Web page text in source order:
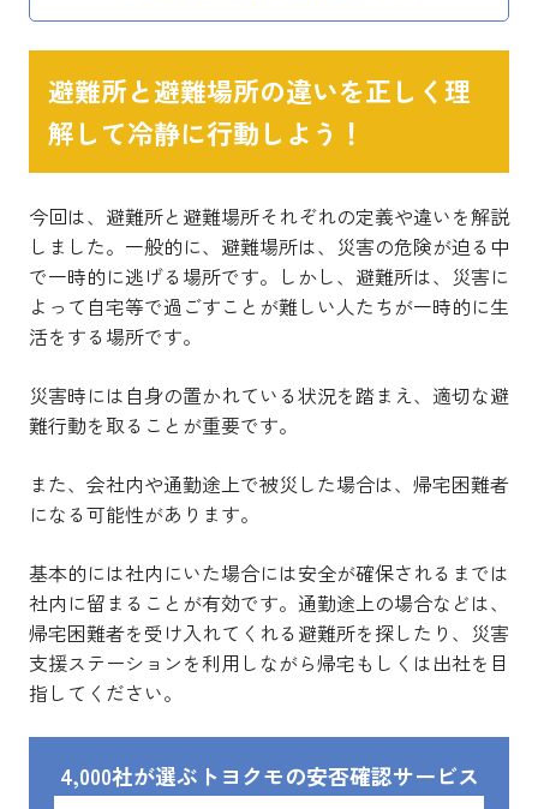
避難所と避難場所の違いを正しく理
解して冷静に行動しよう！
今回は、避難所と避難場所それぞれの定義や違いを解説
しました。一般的に、避難場所は、災害の危険が迫る中
で一時的に逃げる場所です。しかし、避難所は、災害に
よって自宅等で過ごすことが難しい人たちが一時的に生
活をする場所です。
災害時には自身の置かれている状況を踏まえ、適切な避
難行動を取ることが重要です。
また、会社内や通勤途上で被災した場合は、帰宅困難者
になる可能性があります。
基本的には社内にいた場合には安全が確保されるまでは
社内に留まることが有効です。通勤途上の場合などは、
帰宅困難者を受け入れてくれる避難所を探したり、災害
支援ステーションを利用しながら帰宅もしくは出社を目
指してください。
4,000社が選ぶトヨクモの安否確認サービス